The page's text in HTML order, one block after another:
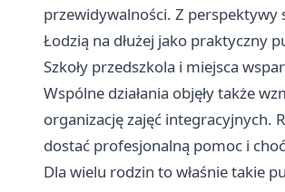
przewidywalności. Z perspektywy
Łodzią na dłużej jako praktyczny
Szkoły przedszkola i miejsca
Wspólne działania objęły także
organizację zajęć integracyjnych.
dostać profesjonalną pomoc i
Dla wielu rodzin to właśnie takie